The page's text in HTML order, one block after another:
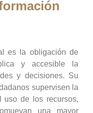
es la obligación de
y accesible la
y decisiones. Su
supervisen la
uso de los recursos,
una mayor